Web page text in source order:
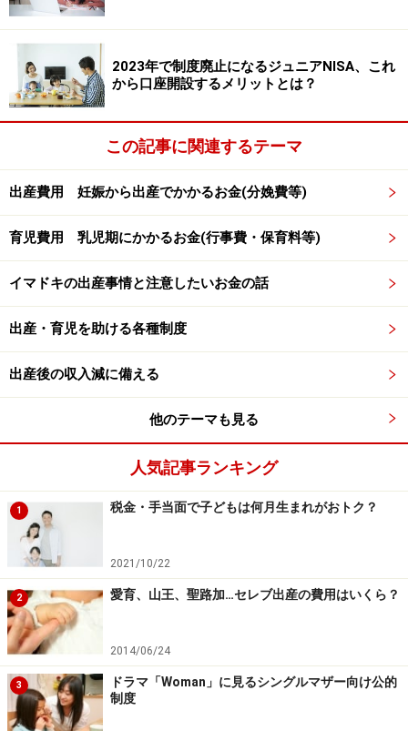
今回廃止が検討されているのは、16歳以上19歳未満の子
その理由ですが、現在中学卒業までとされている児童手
だからです。つまり高校生も児童手当の対象とするな
くしてしまおうというわけです。
過去には16歳未満への控除が廃止されてい
ます
現在の扶養控除は16歳以上が対象ですが、以前は16歳未
満の子にも「年少扶養控除」がありました。しかしなが
ら2010年度の税制改正により「子ども手当（現児童手
当）」が創設されたことから「年少扶養控除」は廃止と
税優遇はなくすべき」との声があったことが廃止の理由
2023年で制度廃止になるジュニアNISA、これ
から口座開設するメリットとは？
この記事に関連するテーマ
出産費用 妊娠から出産でかかるお金(分娩費等)
育児費用 乳児期にかかるお金(行事費・保育料等)
イマドキの出産事情と注意したいお金の話
出産・育児を助ける各種制度
出産後の収入減に備える
他のテーマも見る
人気記事ランキング
1 税金・手当面で子どもは何月生まれがおトク？
2021/10/22
2 愛育、山王、聖路加…セレブ出産の費用はいくら？
2014/06/24
3
ドラマ「Woman」に見るシングルマザー向け公的
制度